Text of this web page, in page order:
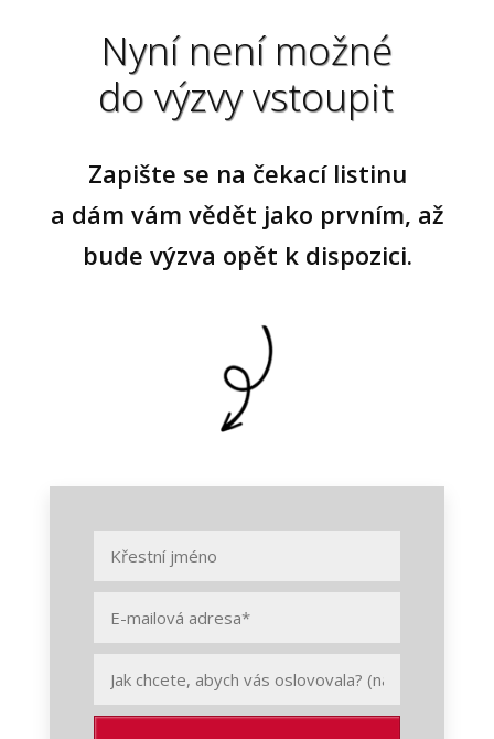
Nyní není možné
do výzvy vstoupit
Zapište se na čekací listinu
a dám vám vědět jako prvním, až
bude výzva opět k dispozici.